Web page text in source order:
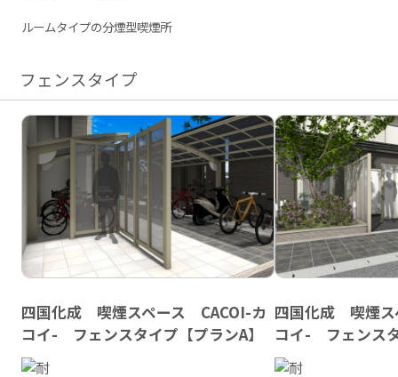
ルームタイプの分煙型喫煙所
フェンスタイプ
四国化成 喫煙スペース CACOI-カ
コイ- フェンスタイプ【プランA】
四国化成 喫煙
コイ- フェンス